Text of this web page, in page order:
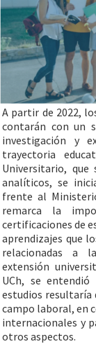
A partir de 2022,
contarán con un
investigación y
trayectoria
Universitario,
analíticos, se
frente al
remarca la
certificaciones de
aprendizajes que
relacionadas a
extensión
UCh, se
estudios resultaría
campo laboral, en
internacionales y
otros aspectos.